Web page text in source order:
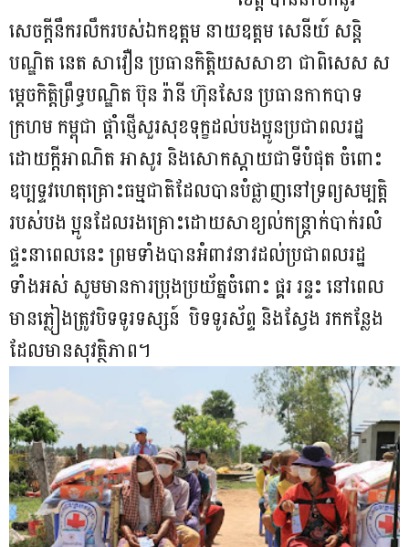
សេចក្តីនឹករលឹករបស់ឯកឧត្តម នាយឧត្តម សេនីយ៍ សន្តិ
បណ្ឌិត នេត សាវឿន ប្រធានកិត្តិយសសាខា ជាពិសេស ស
ម្តេចកិត្តិព្រឹទ្ធបណ្ឌិត ប៊ុន រ៉ានី ហ៊ុនសែន ប្រធានកាកបាទ
ក្រហម កម្ពុជា ផ្តាំផ្ញើសួរសុខទុក្ខដល់បងប្អូនប្រជាពលរដ្ឋ
ដោយក្តីអាណិត អាសូរ និងសោកស្តាយជាទីបំផុត ចំពោះ
ឧប្បទ្ទវហេតុគ្រោះធម្មជាតិដែលបានបំផ្លាញនៅទ្រព្យសម្បត្តិ
របស់បង ប្អូនដែលរងគ្រោះដោយសាខ្យល់កន្រ្តាក់បាក់រលំ
ផ្ទះនាពេលនេះ ព្រមទាំងបានអំពាវនាវដល់ប្រជាពលរដ្ឋ
ទាំងអស់ សូមមានការប្រុងប្រយ័ត្នចំពោះ ផ្គរ រន្ទះ នៅពេល
មានភ្លៀងត្រូវបិទទូរទស្សន៍ បិទទូរស័ព្ទ និងស្វែង រកកន្លែង
ដែលមានសុវត្ថិភាព។